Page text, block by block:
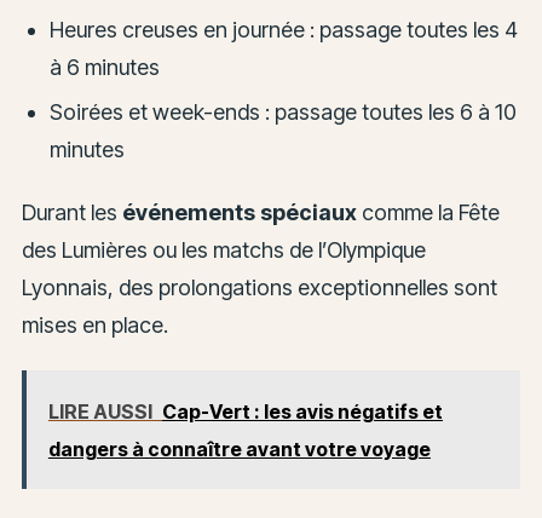
Heures creuses en journée : passage toutes les 4
à 6 minutes
Soirées et week-ends : passage toutes les 6 à 10
minutes
Durant les événements spéciauxcomme la Fête
des Lumières ou les matchs de l’Olympique
Lyonnais, des prolongations exceptionnelles sont
mises en place.
LIRE AUSSI Cap-Vert : les avis négatifs et
dangers à connaître avant votre voyage